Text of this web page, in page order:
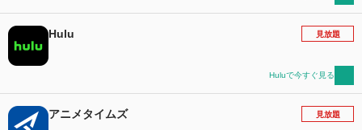
Hulu 見放題
Huluで今すぐ見る
アニメタイムズ 見放題